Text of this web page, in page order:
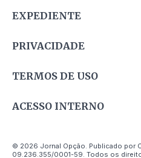
EXPEDIENTE
PRIVACIDADE
TERMOS DE USO
ACESSO INTERNO
© 2026 Jornal Opção. Publicado por
09.236.355/0001-59. Todos os